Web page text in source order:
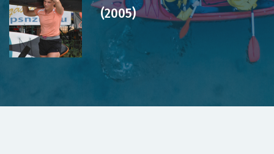
(2005)